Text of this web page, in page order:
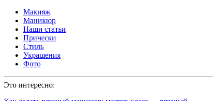
Макияж
Маникюр
Наши статьи
Прически
Стиль
Украшения
Фото
Это интересно: